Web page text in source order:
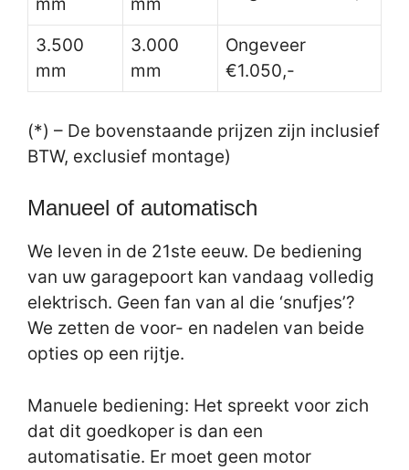
mm
mm
3.500
mm
3.000
mm
Ongeveer
€1.050,-
(*) – De bovenstaande prijzen zijn inclusief
BTW, exclusief montage)
Manueel of automatisch
We leven in de 21ste eeuw. De bediening
van uw garagepoort kan vandaag volledig
elektrisch. Geen fan van al die ‘snufjes’?
We zetten de voor- en nadelen van beide
opties op een rijtje.
Manuele bediening: Het spreekt voor zich
dat dit goedkoper is dan een
automatisatie. Er moet geen motor